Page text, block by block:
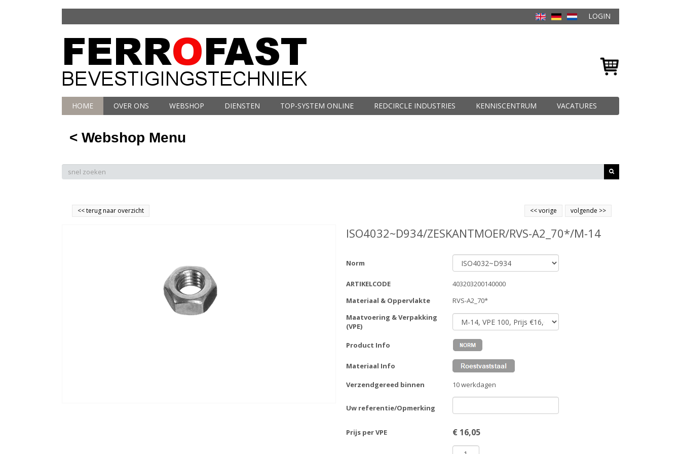
LOGIN
HOME OVER ONS WEBSHOP DIENSTEN TOP-SYSTEM ONLINE REDCIRCLE INDUSTRIES KENNISCENTRUM VACATURES
< Webshop Menu
<<terug naar overzicht volgende >>
<<vorige
ISO4032~D934/ZESKANTMOER/RVS-A2_70*/M-14
Norm
ARTIKELCODE
403203200140000
Materiaal & Oppervlakte
RVS-A2_70*
Maatvoering & Verpakking
(VPE)
Product Info
Materiaal Info
Verzendgereed binnen 10 werkdagen
Uw referentie/Opmerking
Prijs per VPE € 16,05